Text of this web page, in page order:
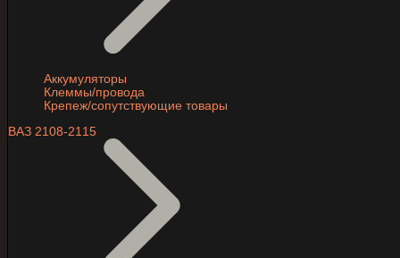
Аккумуляторы
Клеммы/провода
Крепеж/сопутствующие товары
ВАЗ 2108-2115